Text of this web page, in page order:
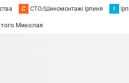
С СТО/Шиномонтажі Ірпеня І
Миколая